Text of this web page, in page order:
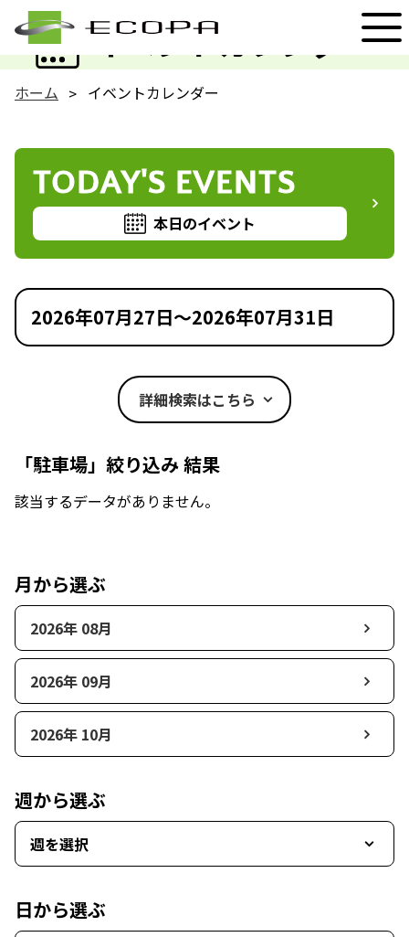
イベントカレンダー
EVENT
ホーム イベントカレンダー
TODAY'S EVENTS
本日のイベント
2026年07月27日～2026年07月31日
詳細検索はこちら
「駐車場」絞り込み 結果
該当するデータがありません。
月から選ぶ
2026年 08月
2026年 09月
2026年 10月
週から選ぶ
週を選択
日から選ぶ